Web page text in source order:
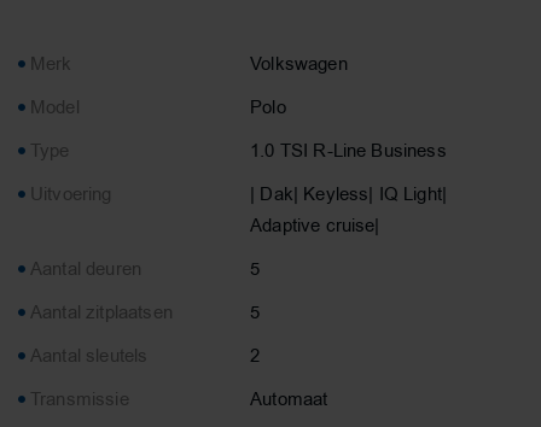
Merk
Volkswagen
Model
Polo
Type
1.0 TSI R-Line Business
Uitvoering
| Dak| Keyless| IQ Light|
Adaptive cruise|
Aantal deuren
5
Aantal zitplaatsen
5
Aantal sleutels
2
Transmissie
Automaat